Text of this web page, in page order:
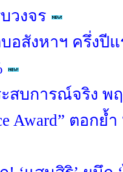
วงจร
อสังหาฯ ครึ่งปี
สบการณ์จริง พ
Award” ตอกย้